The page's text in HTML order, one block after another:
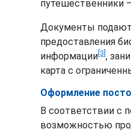
путешественники
Документы
предоставления
информации[3],
карта с
Оформление
В соответствии с
возможностью